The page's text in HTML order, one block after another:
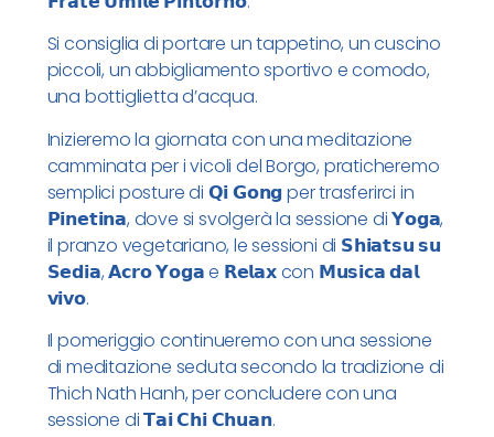
Si consiglia di portare un tappetino, un cuscino
piccoli, un abbigliamento sportivo e comodo,
una bottiglietta d’acqua.
Inizieremo la giornata con una meditazione
camminata per i vicoli del Borgo, praticheremo
semplici posture di 𝗤𝗶 𝗚𝗼𝗻𝗴 per trasferirci in
𝗣𝗶𝗻𝗲𝘁𝗶𝗻𝗮, dove si svolgerà la sessione di 𝗬𝗼𝗴𝗮,
il pranzo vegetariano, le sessioni di 𝗦𝗵𝗶𝗮𝘁𝘀𝘂 𝘀𝘂
𝗦𝗲𝗱𝗶𝗮, 𝗔𝗰𝗿𝗼 𝗬𝗼𝗴𝗮 e 𝗥𝗲𝗹𝗮𝘅 con 𝗠𝘂𝘀𝗶𝗰𝗮 𝗱𝗮𝗹
𝘃𝗶𝘃𝗼.
Il pomeriggio continueremo con una sessione
di meditazione seduta secondo la tradizione di
Thich Nath Hanh, per concludere con una
sessione di 𝗧𝗮𝗶 𝗖𝗵𝗶 𝗖𝗵𝘂𝗮𝗻.